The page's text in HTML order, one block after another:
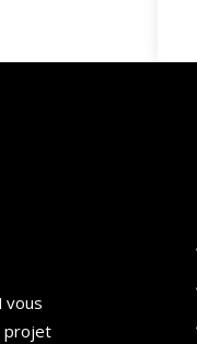
vous
projet